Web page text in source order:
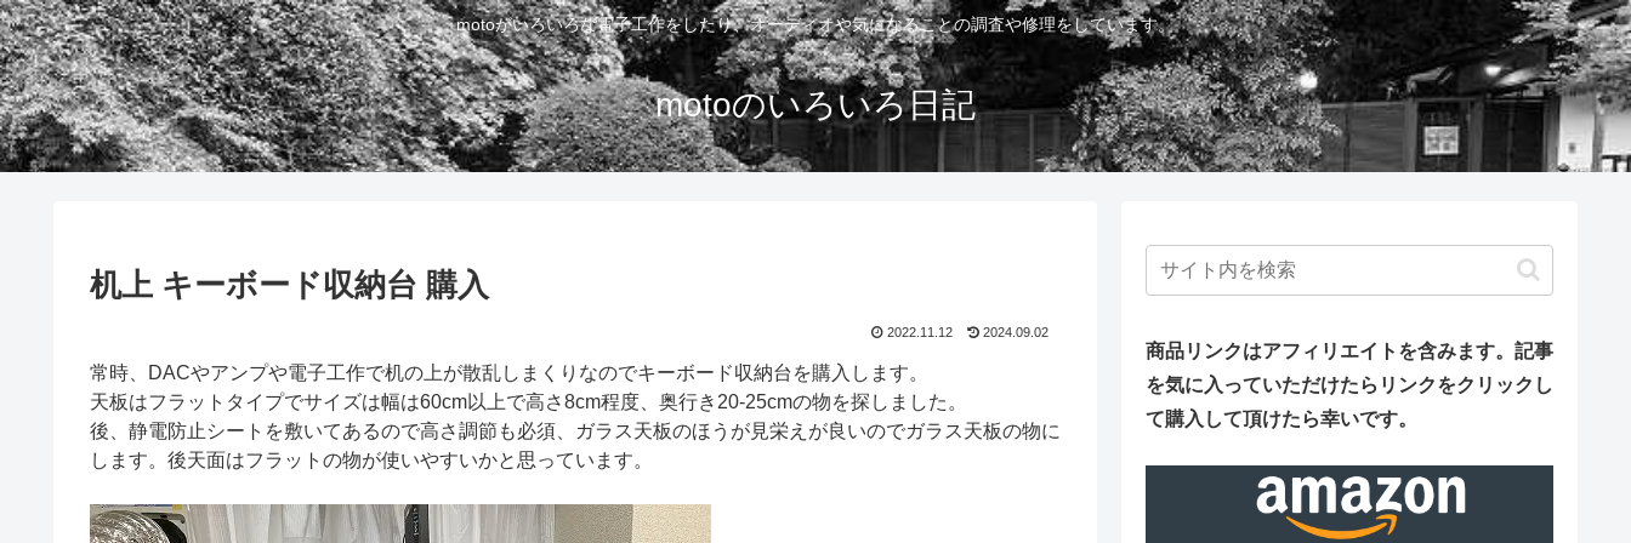
motoがいろいろな電子工作をしたり、オーディオや気になることの調査や修理をしています。
motoのいろいろ日記
机上 キーボード収納台 購入
2022.11.12 2024.09.02
常時、DACやアンプや電子工作で机の上が散乱しまくりなのでキーボード収納台を購入します。
天板はフラットタイプでサイズは幅は60cm以上で高さ8cm程度、奥行き20-25cmの物を探しました。
後、静電防止シートを敷いてあるので高さ調節も必須、ガラス天板のほうが見栄えが良いのでガラス天板の物に
します。後天面はフラットの物が使いやすいかと思っています。
商品リンクはアフィリエイトを含みます。 記事
を気に入っていただけたらリンクをクリックし
て購入して頂けたら幸いです。